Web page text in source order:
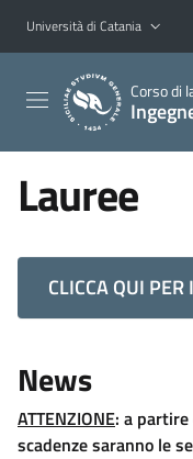
Vai al contenuto
Vai al menu di
Università di Catania
Corso di
Lauree
CLICCA QUI
News
ATTENZIONE: a partire
scadenze saranno le